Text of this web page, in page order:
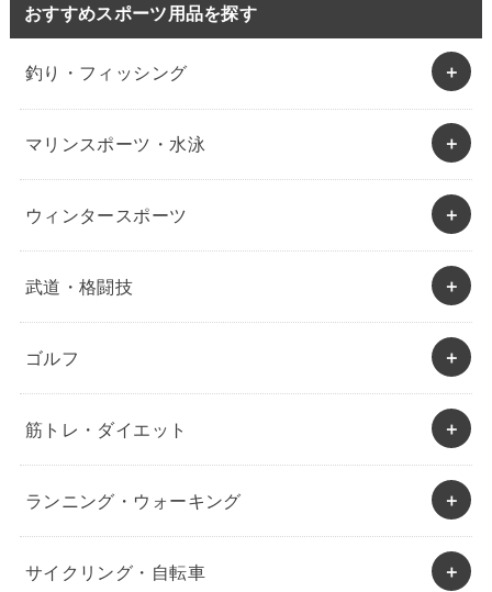
おすすめスポーツ用品を探す
釣り・フィッシング
マリンスポーツ・水泳
ウィンタースポーツ
武道・格闘技
ゴルフ
筋トレ・ダイエット
ランニング・ウォーキング
サイクリング・自転車